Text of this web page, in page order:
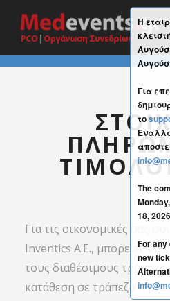
Για τις οικονομικές σας
Inventics Α.Ε., μπορείτε να
τους διαθέσιμους
κατάθεση σε τράπεζα ή
Η
Για
το
The
18,
For
new